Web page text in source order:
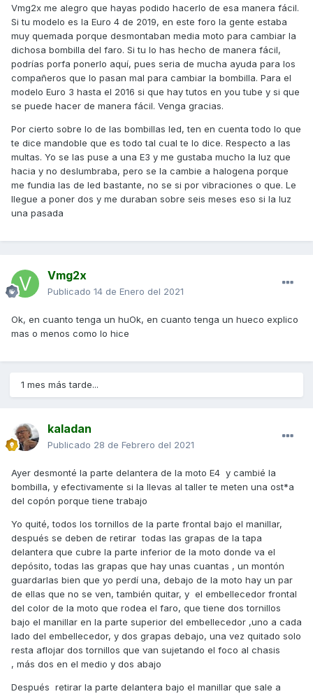
Vmg2x me alegro que hayas podido hacerlo de esa manera fácil.
Si tu modelo es la Euro 4 de 2019, en este foro la gente estaba
muy quemada porque desmontaban media moto para cambiar la
dichosa bombilla del faro. Si tu lo has hecho de manera fácil,
podrías porfa ponerlo aquí, pues seria de mucha ayuda para los
compañeros que lo pasan mal para cambiar la bombilla. Para el
modelo Euro 3 hasta el 2016 si que hay tutos en you tube y si que
se puede hacer de manera fácil. Venga gracias.
Por cierto sobre lo de las bombillas led, ten en cuenta todo lo que
te dice mandoble que es todo tal cual te lo dice. Respecto a las
multas. Yo se las puse a una E3 y me gustaba mucho la luz que
hacia y no deslumbraba, pero se la cambie a halogena porque
me fundia las de led bastante, no se si por vibraciones o que. Le
llegue a poner dos y me duraban sobre seis meses eso si la luz
una pasada
Vmg2x
Publicado 14 de Enero del 2021
Ok, en cuanto tenga un huOk, en cuanto tenga un hueco explico
mas o menos como lo hice
1 mes más tarde...
kaladan
Publicado 28 de Febrero del 2021
Ayer desmonté la parte delantera de la moto E4 y cambié la
bombilla, y efectivamente si la llevas al taller te meten una ost*a
del copón porque tiene trabajo
Yo quité, todos los tornillos de la parte frontal bajo el manillar,
después se deben de retirar todas las grapas de la tapa
delantera que cubre la parte inferior de la moto donde va el
depósito, todas las grapas que hay unas cuantas , un montón
guardarlas bien que yo perdí una, debajo de la moto hay un par
de ellas que no se ven, también quitar, y el embellecedor frontal
del color de la moto que rodea el faro, que tiene dos tornillos
bajo el manillar en la parte superior del embellecedor ,uno a cada
lado del embellecedor, y dos grapas debajo, una vez quitado solo
resta aflojar dos tornillos que van sujetando el foco al chasis
, más dos en el medio y dos abajo
Después retirar la parte delantera bajo el manillar que sale a